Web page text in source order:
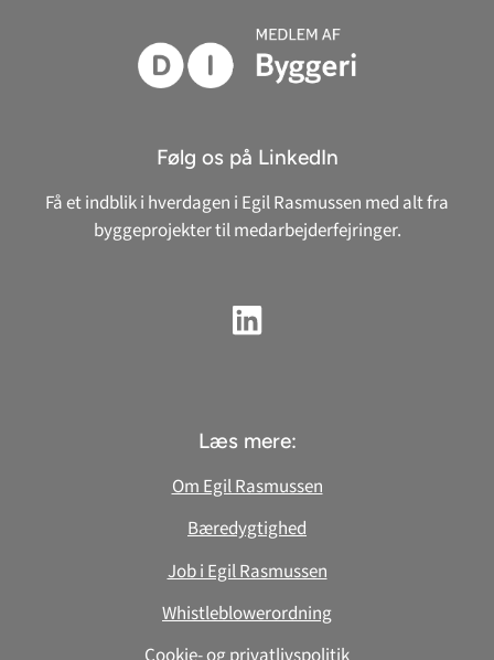
Følg os på LinkedIn
Få et indblik i hverdagen i Egil Rasmussen med alt fra
byggeprojekter til medarbejderfejringer.
Læs mere:
Om Egil Rasmussen
Bæredygtighed
Job i Egil Rasmussen
Whistleblowerordning